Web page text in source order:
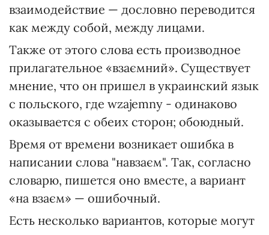
взаимодействие — дословно переводится
как между собой, между лицами.
Также от этого слова есть производное
прилагательное «взаємний». Существует
мнение, что он пришел в украинский язык
с польского, где wzajemny - одинаково
оказывается с обеих сторон; обоюдный.
Время от времени возникает ошибка в
написании слова "навзаєм". Так, согласно
словарю, пишется оно вместе, а вариант
«на взаєм» — ошибочный.
Есть несколько вариантов, которые могут